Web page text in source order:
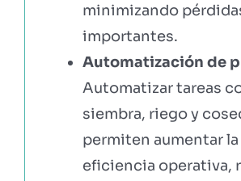
minimizando
importantes.
Automatización de
Automatizar tareas
siembra, riego y
permiten aumentar la
eficiencia operativa,